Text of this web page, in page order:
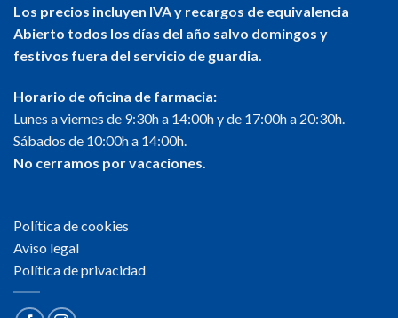
Los precios incluyen IVA y recargos de equivalencia
Abierto todos los días del año salvo domingos y
festivos fuera del servicio de guardia.
Horario de oficina de farmacia:
Lunes a viernes de 9:30h a 14:00h y de 17:00h a 20:30h.
Sábados de 10:00h a 14:00h.
No cerramos por vacaciones.
Política de cookies
Aviso legal
Política de privacidad